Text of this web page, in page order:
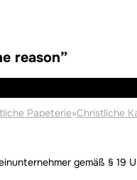
reason”
Papeterie»Christliche
gemäß § 19